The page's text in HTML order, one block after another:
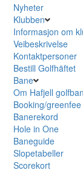
Nyheter
Klubben
Informasjon om
Veibeskrivelse
Kontaktpersoner
Bestill Golfhäftet
Bane
Om Hafjell
Booking/greenfee
Banerekord
Hole in One
Baneguide
Slopetabeller
Scorekort